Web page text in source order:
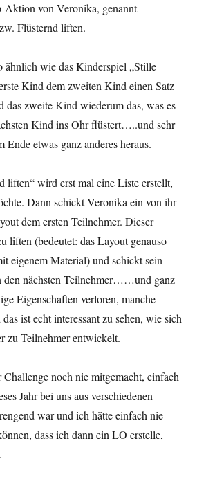
Aktion von Veronika, genannt
Flüsternd liften.
ähnlich wie das Kinderspiel „Stille
Kind dem zweiten Kind einen Satz
das zweite Kind wiederum das, was es
Kind ins Ohr flüstert…..und sehr
Ende etwas ganz anderes heraus.
liften“ wird erst mal eine Liste erstellt,
Dann schickt Veronika ein von ihr
dem ersten Teilnehmer. Dieser
liften (bedeutet: das Layout genauso
eigenem Material) und schickt sein
den nächsten Teilnehmer……und ganz
Eigenschaften verloren, manche
ist echt interessant zu sehen, wie sich
zu Teilnehmer entwickelt.
Challenge noch nie mitgemacht, einfach
Jahr bei uns aus verschiedenen
war und ich hätte einfach nie
dass ich dann ein LO erstelle,